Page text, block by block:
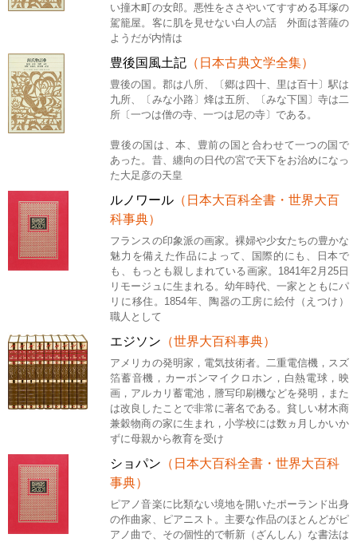
い撞木町の女郎。悪性をささやいてすすめる耳塚の
駕籠屋。客に肌を見せない白人の話 外面は菩薩の
ようだが内情は
豊後国風土記 （日本古典文学全集）
豊後の国。郡は八所、〔郷は四十、里は百十〕駅は
九所、〔みな小路〕烽は五所、〔みな下国〕寺は二
所〔一つは僧の寺、一つは尼の寺〕である。
豊後の国は、本、豊前の国と合わせて一つの国で
あった。昔、纏向の日代の宮で天下をお治めになっ
た大足彦の天皇
ルノワール （日本大百科全書・世界大百
科事典）
フランスの印象派の画家。裸婦や少女たちの豊かな
魅力を備えた作品によって、国際的にも、日本で
も、もっとも親しまれている画家。1841年2月25日
リモージュに生まれる。幼年時代、一家とともにパ
リに移住。1854年、陶器の工房に絵付（えつけ）
職人として
エジソン （世界大百科事典）
アメリカの発明家，電気技術者。二重電信機，スズ
箔蓄音機，カーボンマイクロホン，白熱電球，映
画，アルカリ蓄電池，謄写印刷機などを発明，また
は改良したことで非常に著名である。貧しい材木商
兼穀物商の家に生まれ，小学校には数ヵ月しかいか
ずに母親から教育を受け
ショパン （日本大百科全書・世界大百科
事典）
ピアノ音楽に比類ない境地を開いたポーランド出身
の作曲家、ピアニスト。主要な作品のほとんどがピ
アノ曲で、その個性的で斬新（ざんしん）な書法は